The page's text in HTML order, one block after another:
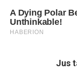
Jus